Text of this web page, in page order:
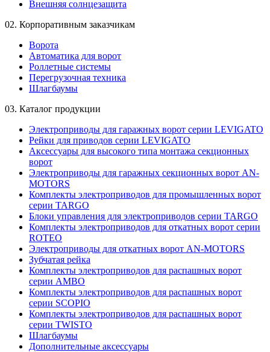
Внешняя солнцезащита
02. Корпоративным заказчикам
Ворота
Автоматика для ворот
Роллетные системы
Перегрузочная техника
Шлагбаумы
03. Каталог продукции
Электроприводы для гаражных ворот серии LEVIGATO
Рейки для приводов серии LEVIGATO
Аксессуары для высокого типа монтажа секционных
ворот
Электроприводы для гаражных секционных ворот AN-
MOTORS
Комплекты электроприводов для промышленных ворот
серии TARGO
Блоки управления для электроприводов серии TARGO
Комплекты электроприводов для откатных ворот серии
ROTEO
Электроприводы для откатных ворот AN-MOTORS
Зубчатая рейка
Комплекты электроприводов для распашных ворот
серии AMBO
Комплекты электроприводов для распашных ворот
серии SCOPIO
Комплекты электроприводов для распашных ворот
серии TWISTO
Шлагбаумы
Дополнительные аксессуары